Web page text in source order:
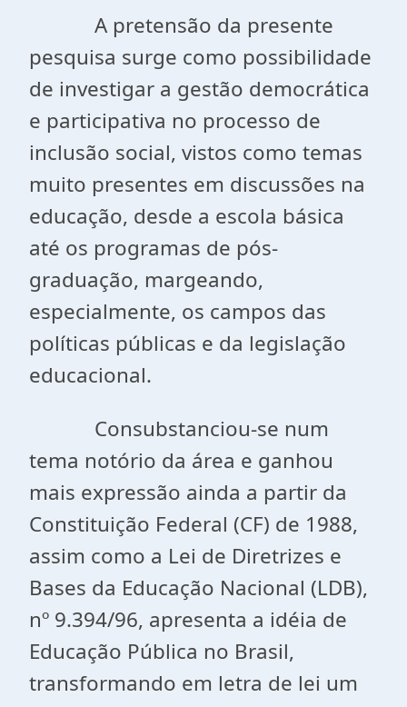
A pretensão da presente
pesquisa surge como possibilidade
de investigar a gestão democrática
e participativa no processo de
inclusão social, vistos como temas
muito presentes em discussões na
educação, desde a escola básica
até os programas de pós-
graduação, margeando,
especialmente, os campos das
políticas públicas e da legislação
educacional.
Consubstanciou-se num
tema notório da área e ganhou
mais expressão ainda a partir da
Constituição Federal (CF) de 1988,
assim como a Lei de Diretrizes e
Bases da Educação Nacional (LDB),
nº 9.394/96, apresenta a idéia de
Educação Pública no Brasil,
transformando em letra de lei um